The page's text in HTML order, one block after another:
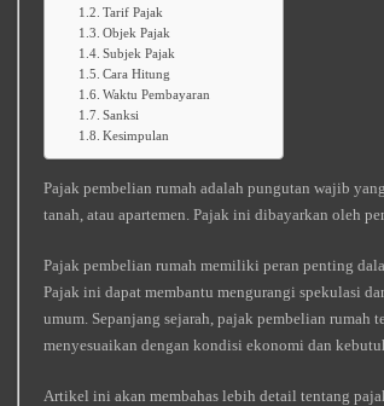
Tarif Pajak
Objek Pajak
Subjek Pajak
Cara Hitung
Waktu Pembayaran
Sanksi
Kesimpulan
Pajak pembelian rumah adalah pungutan wajib
tanah, atau apartemen. Pajak ini dibayarkan oleh
Pajak pembelian rumah memiliki peran penting
Pajak ini dapat membantu mengurangi spekulasi
umum. Sepanjang sejarah, pajak pembelian rumah
menyesuaikan dengan kondisi ekonomi dan
Artikel ini akan membahas lebih detail tentang